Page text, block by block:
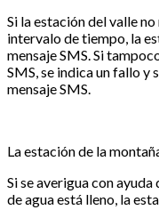
Si la estación del valle
intervalo de tiempo, la
mensaje SMS. Si
SMS, se indica un fallo
mensaje SMS.
La estación de la
Si se averigua con
de agua está lleno, la